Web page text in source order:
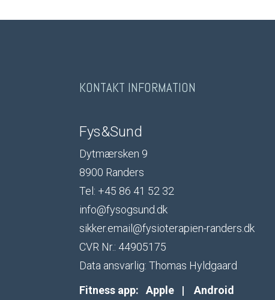
KONTAKT INFORMATION
Fys&Sund
Dytmærsken 9
8900 Randers
Tel: +45 86 41 52 32
info@fysogsund.dk
sikker.email@fysioterapien-randers.dk
CVR Nr.: 44905175
Data ansvarlig: Thomas Hyldgaard
Fitness app: Apple | Android